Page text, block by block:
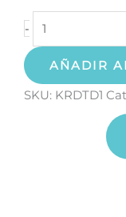
-
AÑADIR
SKU: KRDTD1